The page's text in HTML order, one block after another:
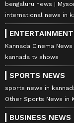
bengaluru news
international news in
Kannada Cinema News
kannada tv shows
SPORTS NEWS
sports news in
Other Sports News in
BUSINESS NEWS